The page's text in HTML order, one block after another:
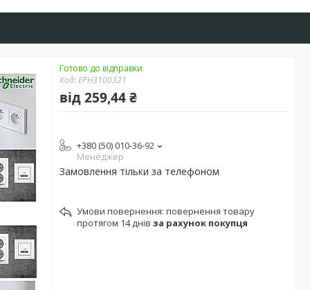
Готово до відправки
Код:EPH3100321
від259,44 ₴
+380 (50) 010-36-92
Менеджер
Замовлення тільки за телефоном
повернення товару
протягом 14 днів за рахунок покупця